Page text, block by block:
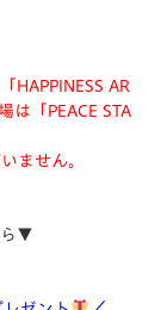
HAPPINESS AR
は「PEACE STA
ません。
ら▼